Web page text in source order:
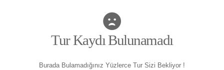
Tur Kaydı Bulunamadı
Burada Bulamadığınız Yüzlerce Tur Sizi Bekliyor !